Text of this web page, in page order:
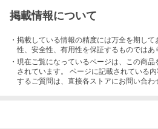
掲載情報について
・掲載している情報の精度には万全を期し
性、安全性、有用性を保証するものではあ
・現在ご覧になっているページは、この商品
されています。 ページに記載されている
するご質問は、直接各ストアにお問い合わ